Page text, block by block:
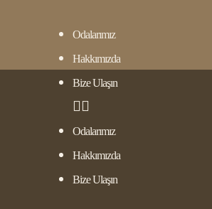
Odalarımız
Hakkımızda
Bize Ulaşın
Odalarımız
Hakkımızda
Bize Ulaşın